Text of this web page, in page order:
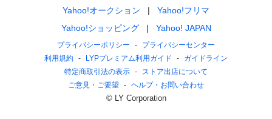
Yahoo!オークション
Yahoo!フリマ
Yahoo!ショッピング
Yahoo! JAPAN
プライバシーポリシー
プライバシーセンター
利用規約
LYPプレミアム利用ガイド
ガイドライン
特定商取引法の表示
ストア出店について
ご意見・ご要望
ヘルプ・お問い合わせ
© LY Corporation